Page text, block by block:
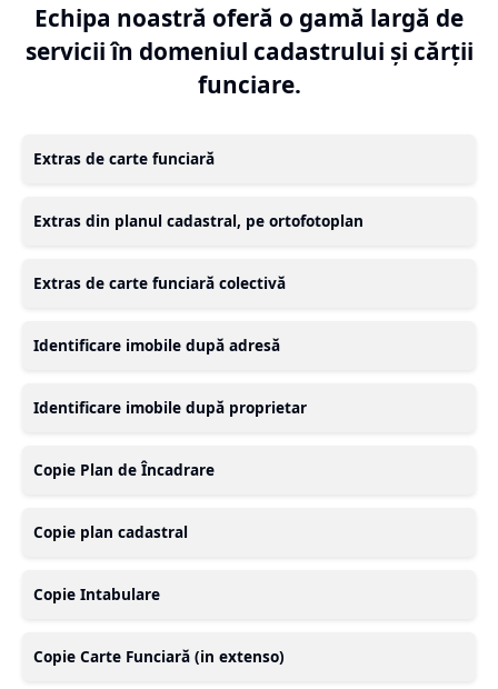
Echipa noastră oferă o gamă largă de
servicii în domeniul cadastrului și cărții
funciare.
Extras de carte funciară
Extras din planul cadastral, pe ortofotoplan
Extras de carte funciară colectivă
Identificare imobile după adresă
Identificare imobile după proprietar
Copie Plan de Încadrare
Copie plan cadastral
Copie Intabulare
Copie Carte Funciară (in extenso)